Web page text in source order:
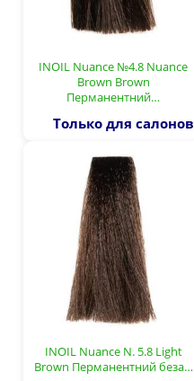
INOIL Nuance №4.8 Nuance
Brown Brown
Перманентний…
Только для салонов
INOIL Nuance N. 5.8 Light
Brown Перманентний беза…